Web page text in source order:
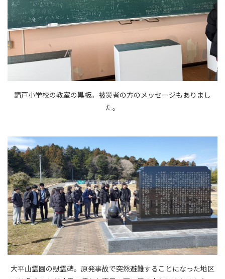
請戸小学校の教室の黒板。被災者の方のメッセージもありまし
た。
大平山霊園の慰霊碑。原発事故で突然避難することになった地区